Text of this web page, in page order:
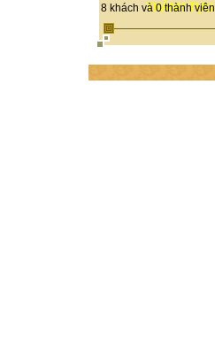
THÀNH TỰU
8 khách và 0 thành viên